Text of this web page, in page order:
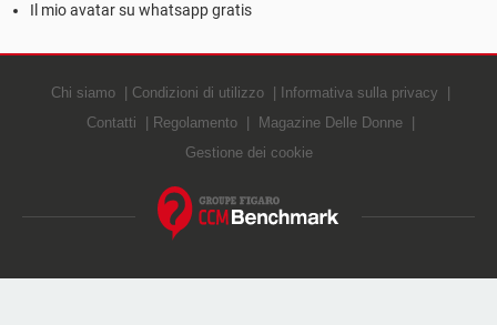
Il mio avatar su whatsapp gratis
Chi siamo Condizioni di utilizzo
Informativa sulla privacy
Contatti
Regolamento
Magazine Delle Donne
Gestione dei cookie